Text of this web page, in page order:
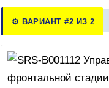
⚙️ ВАРИАНТ #2 ИЗ 2